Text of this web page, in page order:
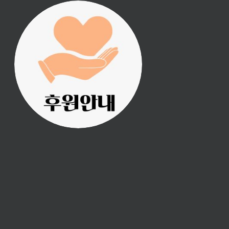
진리횃불 사역은 여러분
의 후원으로 이루어집니
다.